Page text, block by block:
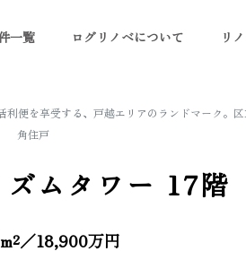
一覧 ログリノベについて リ
便を享受する、戸越エリアのランドマーク。
角住戸
ムタワー 17階
／18,900万円